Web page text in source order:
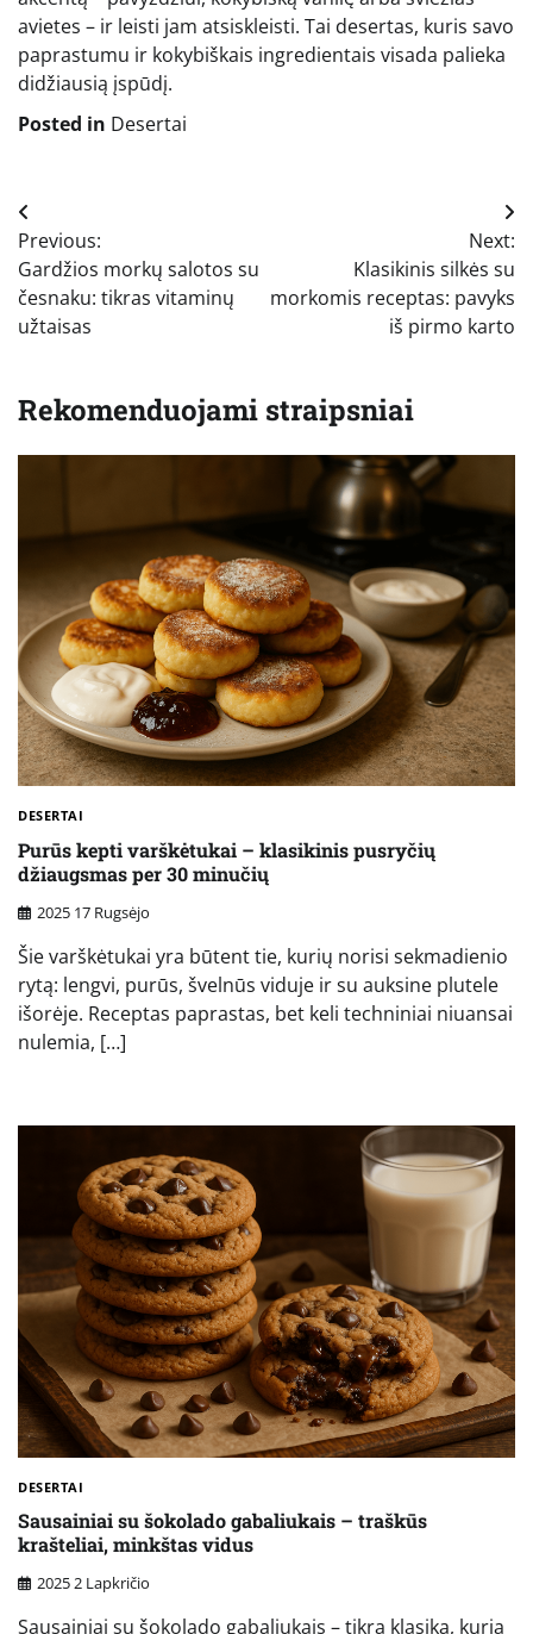
avietes – ir leisti jam atsiskleisti. Tai desertas, kuris savo
paprastumu ir kokybiškais ingredientais visada palieka
didžiausią įspūdį.
Posted in Desertai
Navigacija
tarp
įrašų
Previous:
Gardžios morkų salotos su
česnaku: tikras vitaminų
užtaisas
Next:
Klasikinis silkės su
morkomis receptas: pavyks
iš pirmo karto
Rekomenduojami straipsniai
DESERTAI
Purūs kepti varškėtukai – klasikinis pusryčių
džiaugsmas per 30 minučių
2025 17 Rugsėjo
Šie varškėtukai yra būtent tie, kurių norisi sekmadienio
rytą: lengvi, purūs, švelnūs viduje ir su auksine plutele
išorėje. Receptas paprastas, bet keli techniniai niuansai
nulemia, […]
DESERTAI
Sausainiai su šokolado gabaliukais – traškūs
krašteliai, minkštas vidus
2025 2 Lapkričio
Sausainiai su šokolado gabaliukais – tikra klasika, kurią